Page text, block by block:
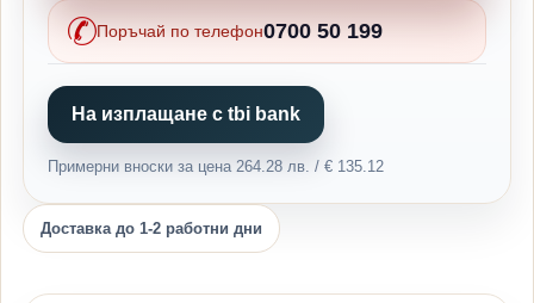
Поръчай по телефон0700 50 199
На изплащане с tbi bank
Примерни вноски за цена 264.28 лв. / € 135.12
Доставка до 1-2 работни дни